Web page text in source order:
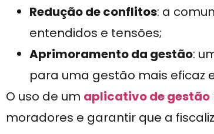
Redução de conflitos: a
entendidos e tensões;
Aprimoramento da gestão:
para uma gestão mais eficaz
O uso de um aplicativo de gestão
moradores e garantir que a